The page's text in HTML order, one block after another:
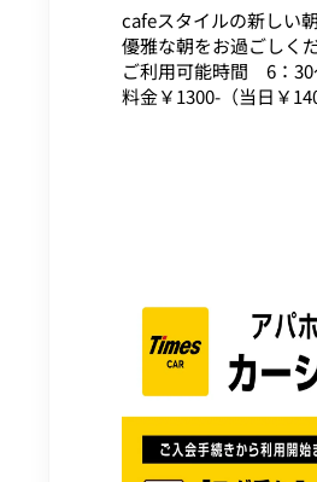
cafeスタイルの新しい
優雅な朝をお過ごしく
ご利用可能時間 6：30
料金￥1300-（当日￥